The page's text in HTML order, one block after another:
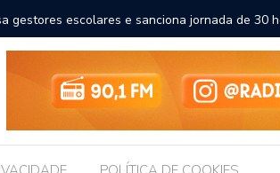
e amplia horizontes para estudantes da